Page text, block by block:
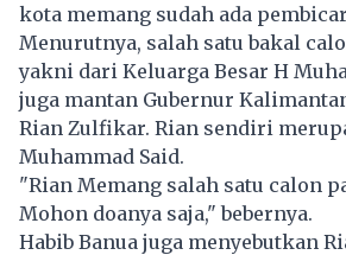
kota memang sudah ada
Menurutnya, salah satu bakal
yakni dari Keluarga Besar H
juga mantan Gubernur
Rian Zulfikar. Rian sendiri
Muhammad Said.
"Rian Memang salah satu calon
Mohon doanya saja," bebernya.
Habib Banua juga menyebutkan